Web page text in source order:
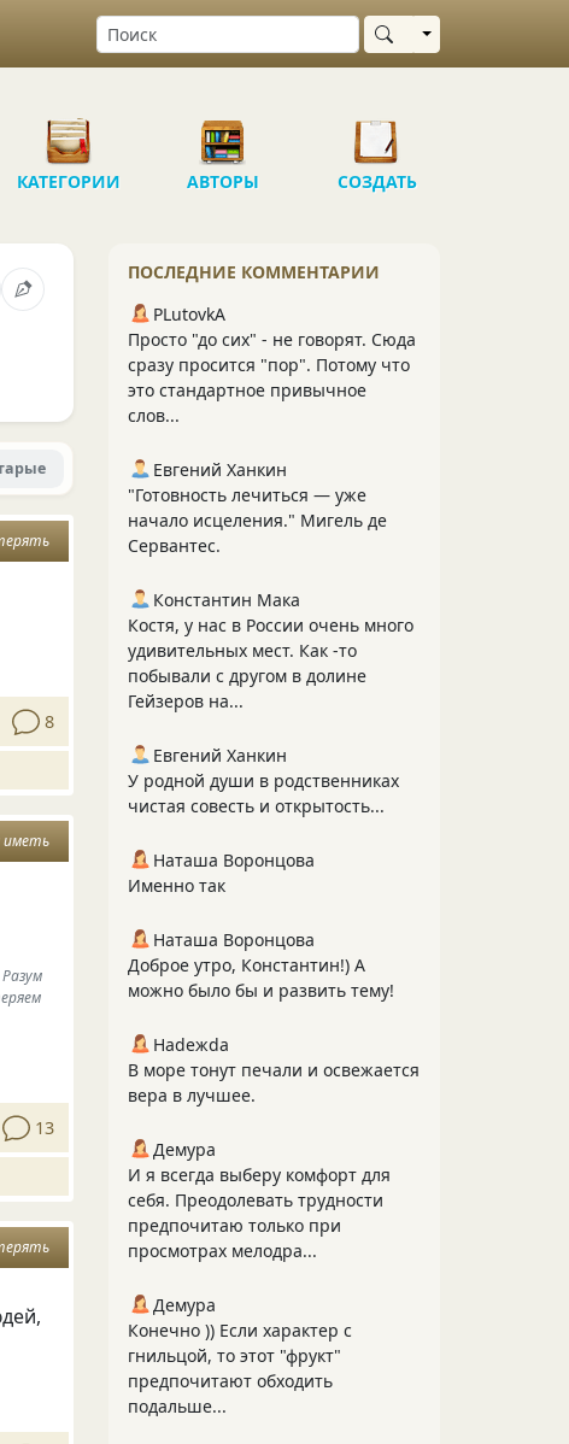
Выбрать область
КАТЕГОРИИ АВТОРЫ СОЗДАТЬ
8
13
ПОСЛЕДНИЕ КОММЕНТАРИИ
PLutоvkА
Просто "до сих" - не говорят. Сюда
сразу просится "пор". Потому что
это стандартное привычное
слов...
Евгений Ханкин
"Готовность лечиться — уже
начало исцеления." Мигель де
Сервантес.
Константин Мака
Костя, у нас в России очень много
удивительных мест. Как -то
побывали с другом в долине
Гейзеров на...
Евгений Ханкин
У родной души в родственниках
чистая совесть и открытость...
Наташа Воронцова
Именно так
Наташа Воронцова
Доброе утро, Константин!) А
можно было бы и развить тему!
Нadeжda
В море тонут печали и освежается
вера в лучшее.
Демура
И я всегда выберу комфорт для
себя. Преодолевать трудности
предпочитаю только при
просмотрах мелодра...
Демура
Конечно )) Если характер с
гнильцой, то этот "фрукт"
предпочитают обходить
подальше...